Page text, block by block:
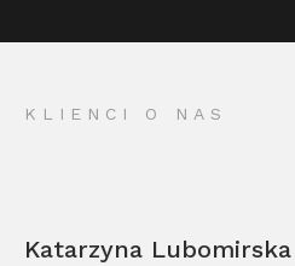
KLIENCI O NAS
Katarzyna Lubomirska